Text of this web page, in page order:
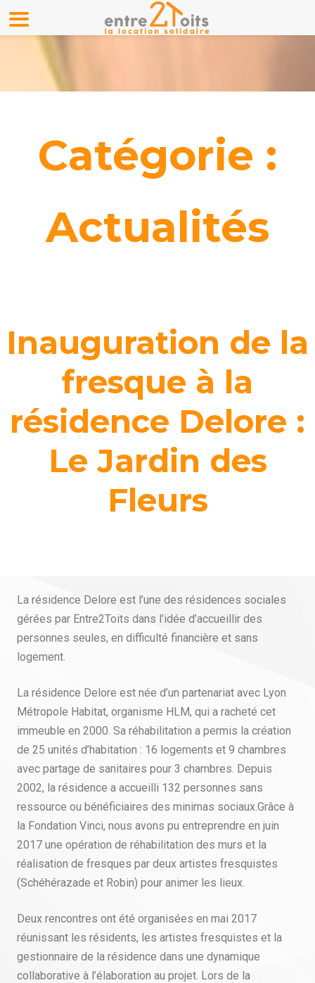
Catégorie :
Actualités
Inauguration de la
fresque à la
résidence Delore :
Le Jardin des
Fleurs
La résidence Delore est l’une des résidences sociales
gérées par Entre2Toits dans l’idée d’accueillir des
personnes seules, en difficulté financière et sans
logement.
La résidence Delore est née d’un partenariat avec Lyon
Métropole Habitat, organisme HLM, qui a racheté cet
immeuble en 2000. Sa réhabilitation a permis la création
de 25 unités d’habitation : 16 logements et 9 chambres
avec partage de sanitaires pour 3 chambres. Depuis
2002, la résidence a accueilli 132 personnes sans
ressource ou bénéficiaires des minimas sociaux.Grâce à
la Fondation Vinci, nous avons pu entreprendre en juin
2017 une opération de réhabilitation des murs et la
réalisation de fresques par deux artistes fresquistes
(Schéhérazade et Robin) pour animer les lieux.
Deux rencontres ont été organisées en mai 2017
réunissant les résidents, les artistes fresquistes et la
gestionnaire de la résidence dans une dynamique
collaborative à l’élaboration au projet. Lors de la